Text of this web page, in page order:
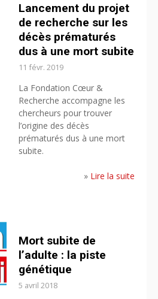
Lancement du projet
de recherche sur les
décès prématurés
dus à une mort subite
11 févr. 2019
La Fondation Cœur &
Recherche accompagne les
chercheurs pour trouver
l’origine des décès
prématurés dus à une mort
subite.
» Lire la suite
Mort subite de
l’adulte : la piste
génétique
5 avril 2018